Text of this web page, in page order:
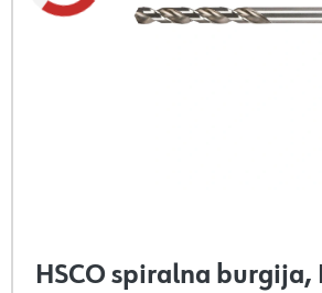
HSCO spiralna burgija,